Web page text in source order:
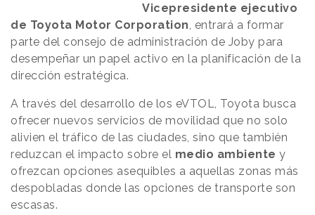
Vicepresidente ejecutivo
de Toyota Motor Corporation , entrará a formar
parte del consejo de administración de Joby para
desempeñar un papel activo en la planificación de la
dirección estratégica.
A través del desarrollo de los eVTOL, Toyota busca
ofrecer nuevos servicios de movilidad que no solo
alivien el tráfico de las ciudades, sino que también
reduzcan el impacto sobre el medio ambiente y
ofrezcan opciones asequibles a aquellas zonas más
despobladas donde las opciones de transporte son
escasas.